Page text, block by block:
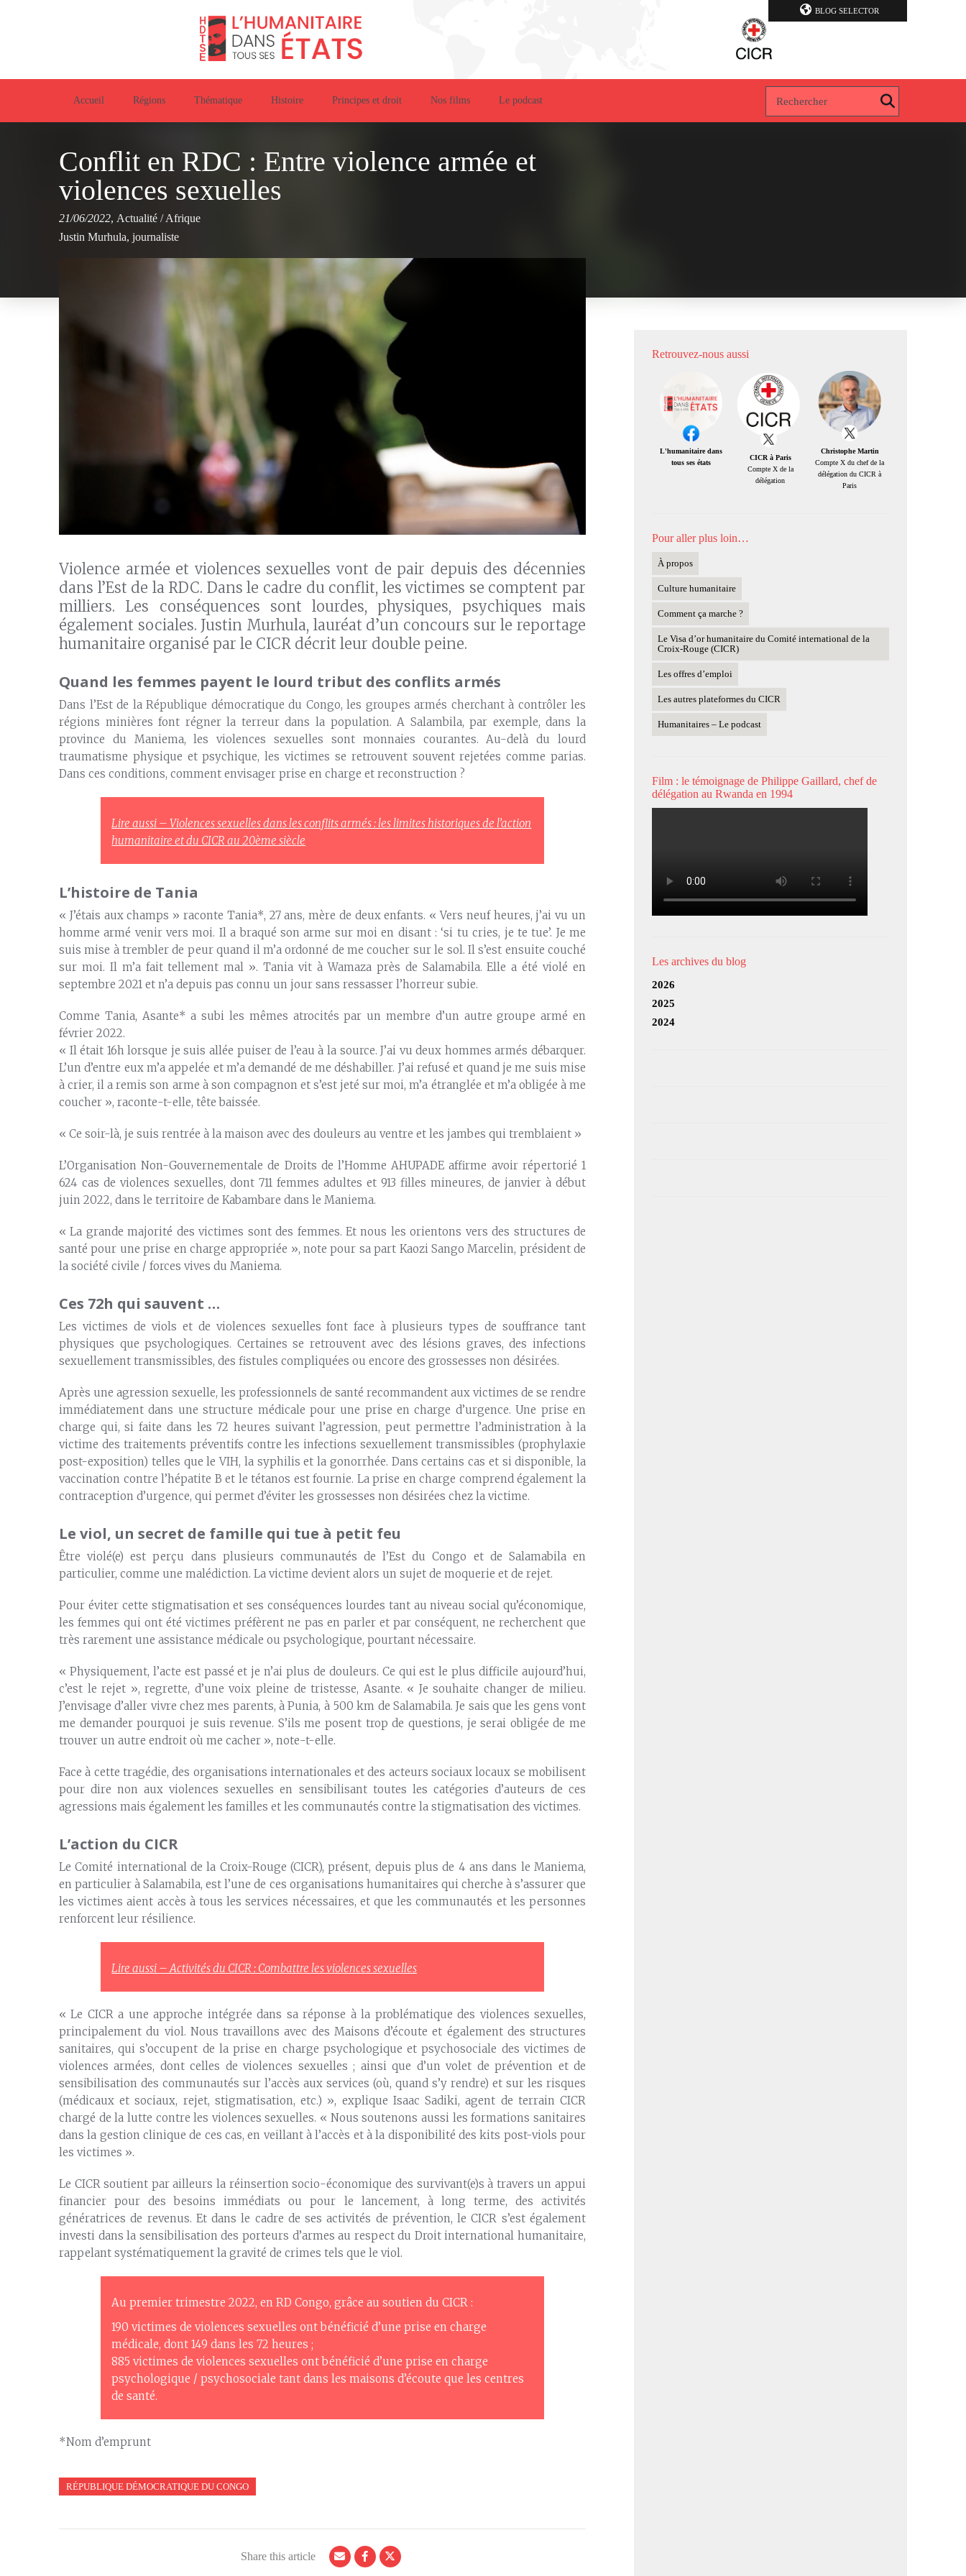
BLOG SELECTOR
Accueil Régions Thématique Histoire Principes et droit Nos films Le podcast
Conflit en RDC : Entre violence armée et
violences sexuelles
21/06/2022, Actualité /Afrique
Justin Murhula, journaliste
Violence armée et violences sexuelles vont de pair depuis des décennies
dans l’Est de la RDC. Dans le cadre du conflit, les victimes se comptent par
milliers. Les conséquences sont lourdes, physiques, psychiques mais
également sociales. Justin Murhula, lauréat d’un concours sur le reportage
humanitaire organisé par le CICR décrit leur double peine.
Quand les femmes payent le lourd tribut des conflits armés
Dans l’Est de la République démocratique du Congo, les groupes armés cherchant à contrôler les
régions minières font régner la terreur dans la population. A Salambila, par exemple, dans la
province du Maniema, les violences sexuelles sont monnaies courantes. Au-delà du lourd
traumatisme physique et psychique, les victimes se retrouvent souvent rejetées comme parias.
Dans ces conditions, comment envisager prise en charge et reconstruction ?
Lire aussi – Violences sexuelles dans les conflits armés : les limites historiques de l’action
humanitaire et du CICR au 20ème siècle
L’histoire de Tania
« J’étais aux champs » raconte Tania*, 27 ans, mère de deux enfants. « Vers neuf heures, j’ai vu un
homme armé venir vers moi. Il a braqué son arme sur moi en disant : ‘si tu cries, je te tue’. Je me
suis mise à trembler de peur quand il m’a ordonné de me coucher sur le sol. Il s’est ensuite couché
sur moi. Il m’a fait tellement mal ». Tania vit à Wamaza près de Salamabila. Elle a été violé en
septembre 2021 et n’a depuis pas connu un jour sans ressasser l’horreur subie.
Comme Tania, Asante* a subi les mêmes atrocités par un membre d’un autre groupe armé en
février 2022.
« Il était 16h lorsque je suis allée puiser de l’eau à la source. J’ai vu deux hommes armés débarquer.
L’un d’entre eux m’a appelée et m’a demandé de me déshabiller. J’ai refusé et quand je me suis mise
à crier, il a remis son arme à son compagnon et s’est jeté sur moi, m’a étranglée et m’a obligée à me
coucher », raconte-t-elle, tête baissée.
« Ce soir-là, je suis rentrée à la maison avec des douleurs au ventre et les jambes qui tremblaient »
L’Organisation Non-Gouvernementale de Droits de l’Homme AHUPADE affirme avoir répertorié 1
624 cas de violences sexuelles, dont 711 femmes adultes et 913 filles mineures, de janvier à début
juin 2022, dans le territoire de Kabambare dans le Maniema.
« La grande majorité des victimes sont des femmes. Et nous les orientons vers des structures de
santé pour une prise en charge appropriée », note pour sa part Kaozi Sango Marcelin, président de
la société civile / forces vives du Maniema.
Ces 72h qui sauvent …
Les victimes de viols et de violences sexuelles font face à plusieurs types de souffrance tant
physiques que psychologiques. Certaines se retrouvent avec des lésions graves, des infections
sexuellement transmissibles, des fistules compliquées ou encore des grossesses non désirées.
Après une agression sexuelle, les professionnels de santé recommandent aux victimes de se rendre
immédiatement dans une structure médicale pour une prise en charge d’urgence. Une prise en
charge qui, si faite dans les 72 heures suivant l’agression, peut permettre l’administration à la
victime des traitements préventifs contre les infections sexuellement transmissibles (prophylaxie
post-exposition) telles que le VIH, la syphilis et la gonorrhée. Dans certains cas et si disponible, la
vaccination contre l’hépatite B et le tétanos est fournie. La prise en charge comprend également la
contraception d’urgence, qui permet d’éviter les grossesses non désirées chez la victime.
Le viol, un secret de famille qui tue à petit feu
Être violé(e) est perçu dans plusieurs communautés de l’Est du Congo et de Salamabila en
particulier, comme une malédiction. La victime devient alors un sujet de moquerie et de rejet.
Pour éviter cette stigmatisation et ses conséquences lourdes tant au niveau social qu’économique,
les femmes qui ont été victimes préfèrent ne pas en parler et par conséquent, ne recherchent que
très rarement une assistance médicale ou psychologique, pourtant nécessaire.
« Physiquement, l’acte est passé et je n’ai plus de douleurs. Ce qui est le plus difficile aujourd’hui,
c’est le rejet », regrette, d’une voix pleine de tristesse, Asante. « Je souhaite changer de milieu.
J’envisage d’aller vivre chez mes parents, à Punia, à 500 km de Salamabila. Je sais que les gens vont
me demander pourquoi je suis revenue. S’ils me posent trop de questions, je serai obligée de me
trouver un autre endroit où me cacher », note-t-elle.
Face à cette tragédie, des organisations internationales et des acteurs sociaux locaux se mobilisent
pour dire non aux violences sexuelles en sensibilisant toutes les catégories d’auteurs de ces
agressions mais également les familles et les communautés contre la stigmatisation des victimes.
L’action du CICR
Le Comité international de la Croix-Rouge (CICR), présent, depuis plus de 4 ans dans le Maniema,
en particulier à Salamabila, est l’une de ces organisations humanitaires qui cherche à s’assurer que
les victimes aient accès à tous les services nécessaires, et que les communautés et les personnes
renforcent leur résilience.
Lire aussi – Activités du CICR : Combattre les violences sexuelles
« Le CICR a une approche intégrée dans sa réponse à la problématique des violences sexuelles,
principalement du viol. Nous travaillons avec des Maisons d’écoute et également des structures
sanitaires, qui s’occupent de la prise en charge psychologique et psychosociale des victimes de
violences armées, dont celles de violences sexuelles ; ainsi que d’un volet de prévention et de
sensibilisation des communautés sur l’accès aux services (où, quand s’y rendre) et sur les risques
(médicaux et sociaux, rejet, stigmatisation, etc.) », explique Isaac Sadiki, agent de terrain CICR
chargé de la lutte contre les violences sexuelles. « Nous soutenons aussi les formations sanitaires
dans la gestion clinique de ces cas, en veillant à l’accès et à la disponibilité des kits post-viols pour
les victimes ».
Le CICR soutient par ailleurs la réinsertion socio-économique des survivant(e)s à travers un appui
financier pour des besoins immédiats ou pour le lancement, à long terme, des activités
génératrices de revenus. Et dans le cadre de ses activités de prévention, le CICR s’est également
investi dans la sensibilisation des porteurs d’armes au respect du Droit international humanitaire,
rappelant systématiquement la gravité de crimes tels que le viol.
Au premier trimestre 2022, en RD Congo, grâce au soutien du CICR :
190 victimes de violences sexuelles ont bénéficié d’une prise en charge
médicale, dont 149 dans les 72 heures ;
885 victimes de violences sexuelles ont bénéficié d’une prise en charge
psychologique / psychosociale tant dans les maisons d’écoute que les centres
de santé.
*Nom d’emprunt
RÉPUBLIQUE DÉMOCRATIQUE DU CONGO
Share this article
Retrouvez-nous aussi
L'humanitaire dans
tous ses états
CICR à Paris
Compte X de la
délégation
Christophe Martin
Compte X du chef de la
délégation du CICR à
Paris
Pour aller plus loin…
À propos
Culture humanitaire
Comment ça marche ?
Le Visa d’or humanitaire du Comité international de la
Croix-Rouge (CICR)
Les offres d’emploi
Les autres plateformes du CICR
Humanitaires – Le podcast
Film : le témoignage de Philippe Gaillard, chef de
délégation au Rwanda en 1994
Les archives du blog
2026
2025
2024